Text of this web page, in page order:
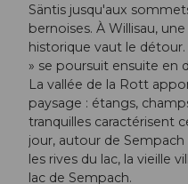
Säntis jusqu'aux
bernoises. À Willisau,
historique vaut le
» se poursuit ensuite en
La vallée de la Rott
paysage : étangs,
tranquilles caractérisent
jour, autour de Sempach
les rives du lac, la vieille
lac de Sempach.